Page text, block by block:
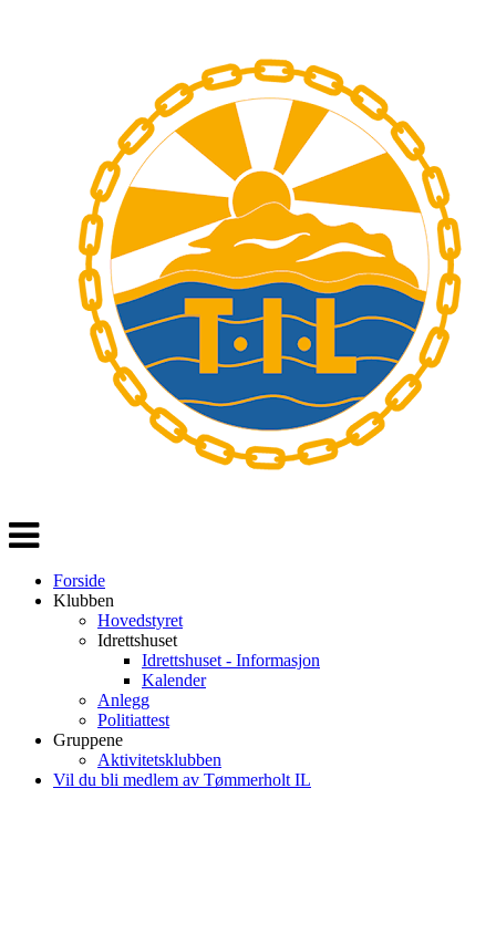
Veksle
navigasjon
Forside
Klubben
Hovedstyret
Idrettshuset
Idrettshuset - Informasjon
Kalender
Anlegg
Politiattest
Gruppene
Aktivitetsklubben
Vil du bli medlem av Tømmerholt IL